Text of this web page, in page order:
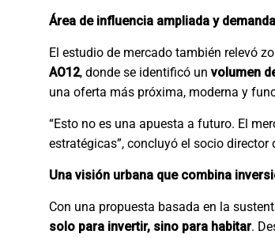
Área de influencia ampliada y
El estudio de mercado también relevó
AO12, donde se identificó un volumen
una oferta más próxima, moderna y
“Esto no es una apuesta a futuro. El
estratégicas”, concluyó el socio director
Una visión urbana que combina
Con una propuesta basada en la
solo para invertir, sino para habitar.